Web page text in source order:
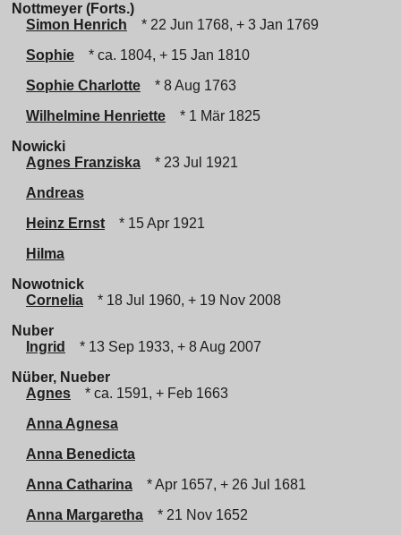
Nottmeyer (Forts.)
Simon Henrich
* 22 Jun 1768, + 3 Jan 1769
Sophie
* ca. 1804, + 15 Jan 1810
Sophie Charlotte
* 8 Aug 1763
Wilhelmine Henriette
* 1 Mär 1825
Nowicki
Agnes Franziska
* 23 Jul 1921
Andreas
Heinz Ernst
* 15 Apr 1921
Hilma
Nowotnick
Cornelia
* 18 Jul 1960, + 19 Nov 2008
Nuber
Ingrid
* 13 Sep 1933, + 8 Aug 2007
Nüber, Nueber
Agnes
* ca. 1591, + Feb 1663
Anna Agnesa
Anna Benedicta
Anna Catharina
* Apr 1657, + 26 Jul 1681
Anna Margaretha
* 21 Nov 1652